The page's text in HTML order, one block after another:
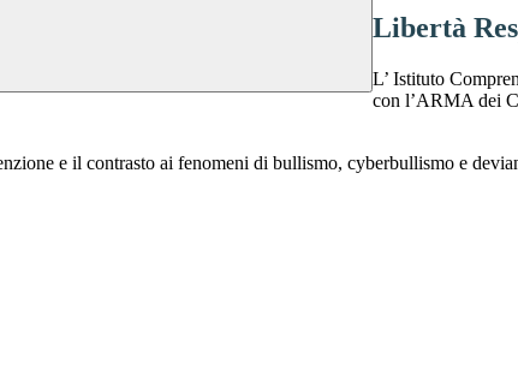
Libertà
L’ Istituto
con l’ARMA dei
e il contrasto ai fenomeni di bullismo, cyberbullismo e